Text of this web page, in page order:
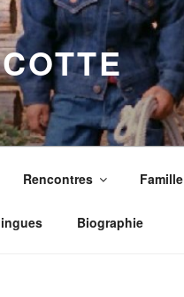
Rencontres Famille
Biographie